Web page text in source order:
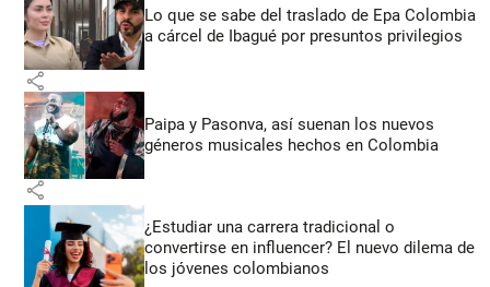
Lo que se sabe del traslado de Epa Colombia
a cárcel de Ibagué por presuntos privilegios
share
Paipa y Pasonva, así suenan los nuevos
géneros musicales hechos en Colombia
share
¿Estudiar una carrera tradicional o
convertirse en influencer? El nuevo dilema de
los jóvenes colombianos